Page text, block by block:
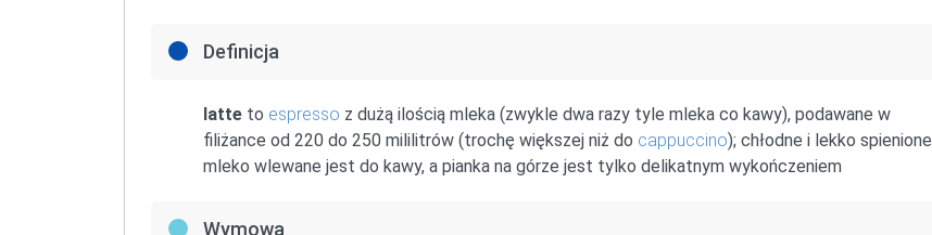
Definicja
latte to espresso z dużą ilością mleka (zwykle dwa razy tyle mleka co kawy), podawane w
filiżance od 220 do 250 mililitrów (trochę większej niż do cappuccino); chłodne i lekko spienione
mleko wlewane jest do kawy, a pianka na górze jest tylko delikatnym wykończeniem
Wymowa